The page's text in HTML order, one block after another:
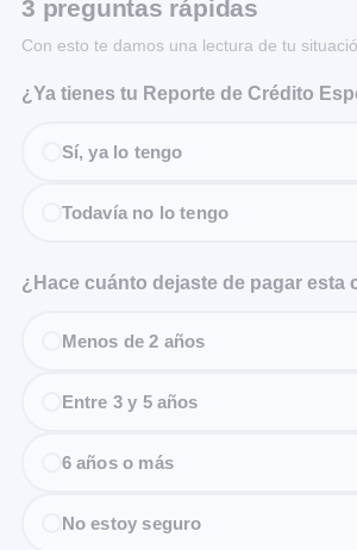
3 preguntas rápidas
Con esto te damos una lectura de tu
¿Ya tienes tu Reporte de Crédito
Sí, ya lo tengo
Todavía no lo tengo
¿Hace cuánto dejaste de pagar esta
Menos de 2 años
Entre 3 y 5 años
6 años o más
No estoy seguro